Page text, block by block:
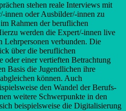
stehen reale Interviews mit
innen oder Ausbilder/-innen zu
Rahmen der beruflichen
werden die Expert/-innen live
Lehrpersonen verbunden. Die
über die beruflichen
oder einer vertieften Betrachtung
Basis die Jugendlichen ihre
können. Auch
den Wandel der Berufs-
weitere Schwerpunkte in den
beispielsweise die Digitalisierung